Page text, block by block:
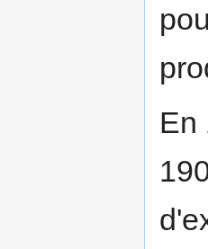
En